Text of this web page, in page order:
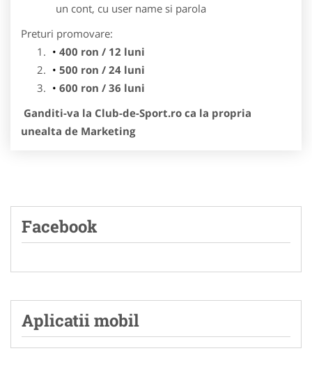
un cont, cu user name si parola
Preturi promovare:
400 ron / 12 luni
500 ron / 24 luni
600 ron / 36 luni
Ganditi-va la Club-de-Sport.ro ca la propria
unealta de Marketing
Facebook
Aplicatii mobil